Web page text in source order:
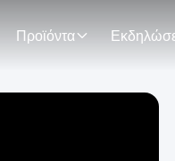
Προϊόντα